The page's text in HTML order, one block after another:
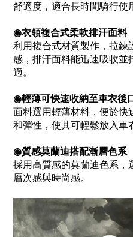
舒適度，適合長時間騎行使
◉衣領複合式柔軟排汗面料
利用複合式材質製作，拉鍊
感，排汗面料能迅速吸收並
適。
◉輕薄可快速收納至車衣後
面料選用輕薄材料，便於快
和彈性，使其可輕鬆放入車
◉質感莫蘭迪搭配漸層色系
採用高質感的莫蘭迪色系，
層次感與時尚感。